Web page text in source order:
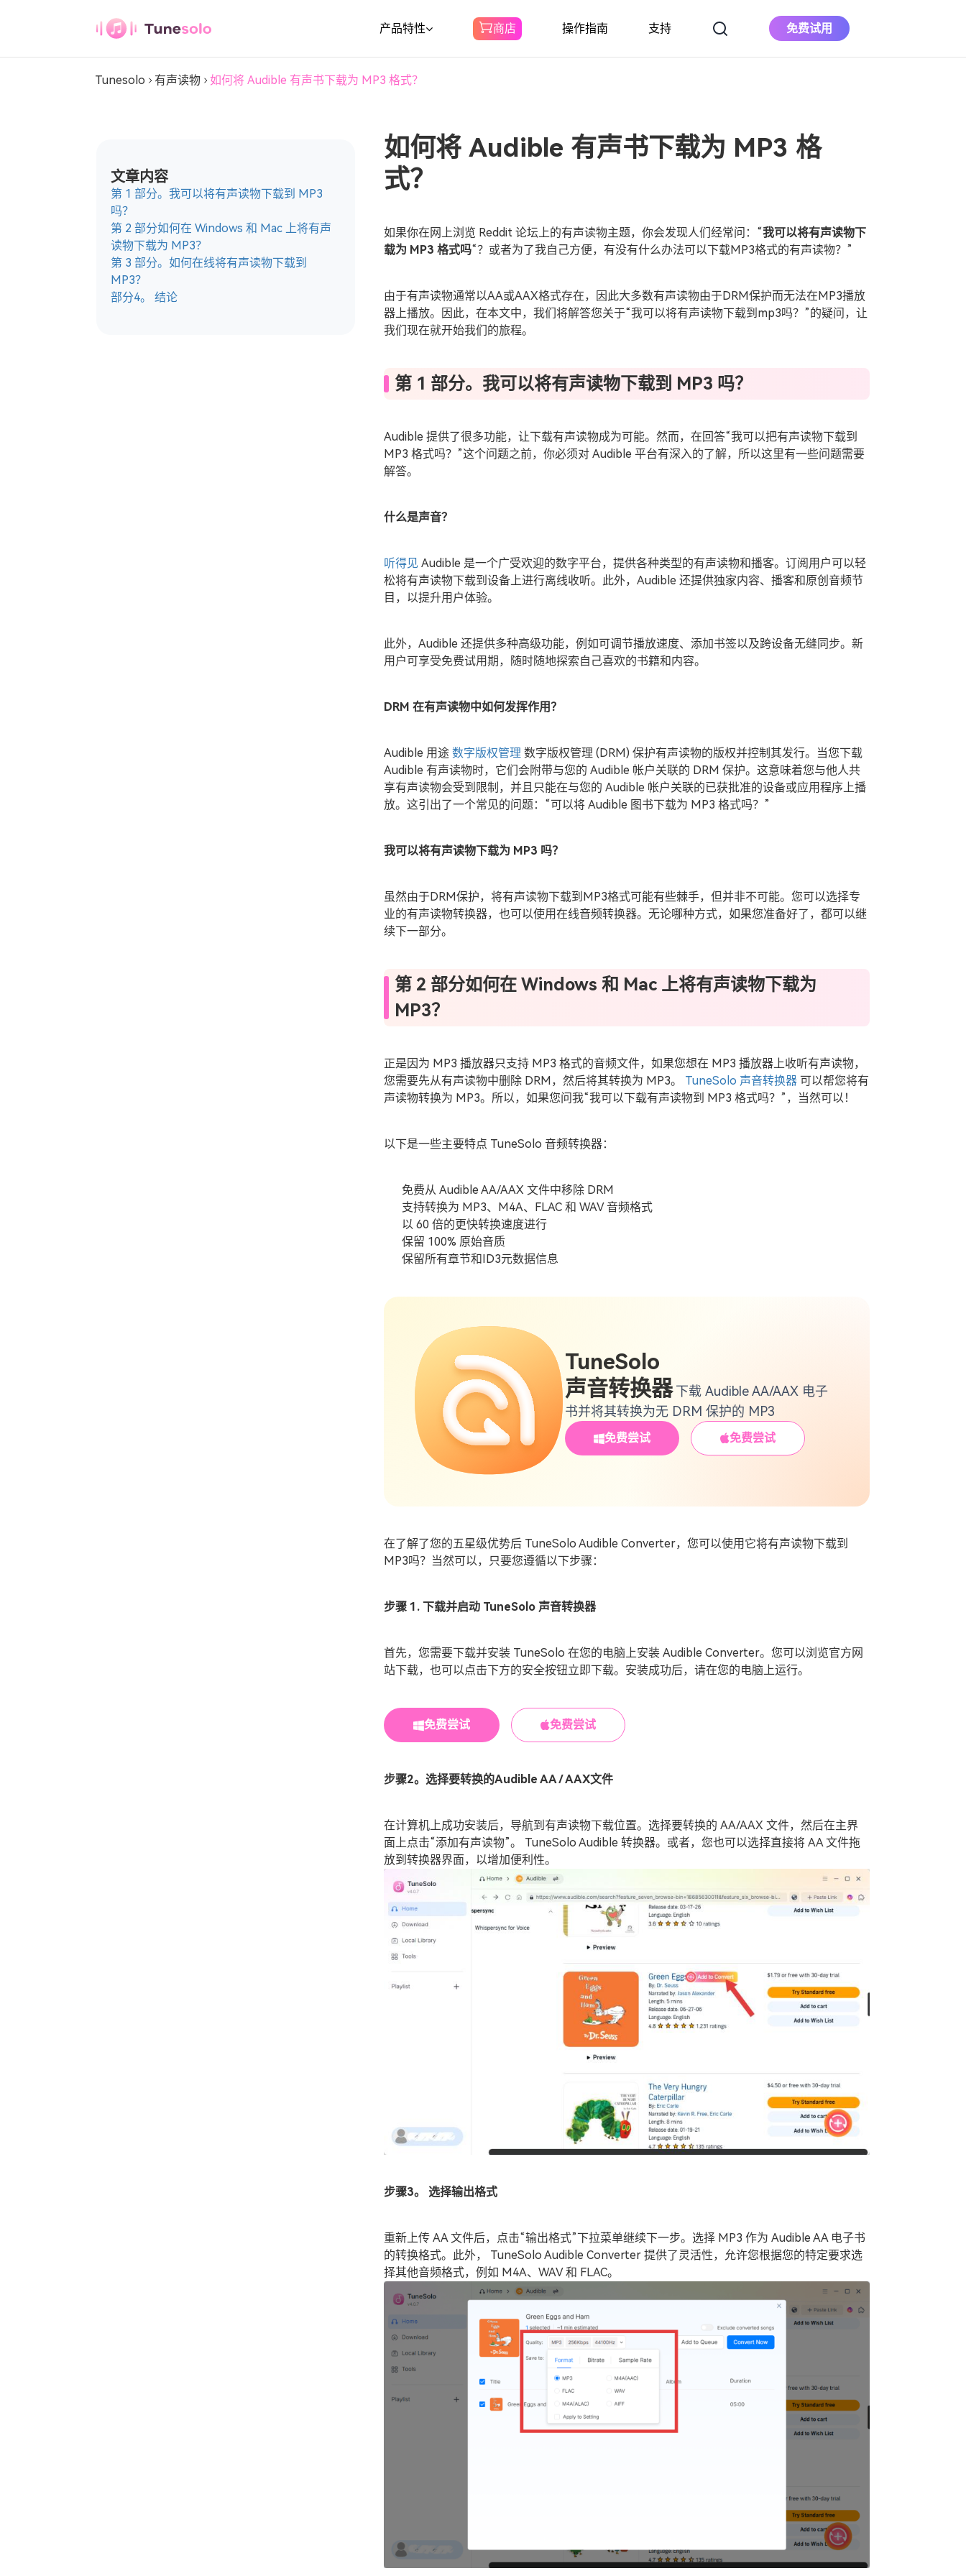
产品特性
器
下载Youtube音乐到MP3
亚马逊音乐转换器
将亚马逊音乐下载到 MP3
Deezer 音乐转换
潘多拉音乐转换器
将Pandora音乐下载到MP3
声音转换器
将Audible下载到MP3
商店 操作指南 支持 免费试用
声音转换器 立即购买
Tunesolo 有声读物 如何将 Audible 有声书下载为 MP3 格式？
如何将 Audible 有声书下载为 MP3 格
式？
如果你在网上浏览 Reddit 论坛上的有声读物主题，你会发现人们经常问：“我可以将有声读物下
载为 MP3 格式吗“？或者为了我自己方便，有没有什么办法可以下载MP3格式的有声读物？”
由于有声读物通常以AA或AAX格式存在，因此大多数有声读物由于DRM保护而无法在MP3播放
器上播放。因此，在本文中，我们将解答您关于“我可以将有声读物下载到mp3吗？”的疑问，让
我们现在就开始我们的旅程。
文章内容
第 1 部分。我可以将有声读物下载到 MP3
吗？
第 2 部分如何在 Windows 和 Mac 上将有声
读物下载为 MP3？
第 3 部分。如何在线将有声读物下载到
MP3？
部分4。 结论
第 1 部分。我可以将有声读物下载到 MP3 吗？
Audible 提供了很多功能，让下载有声读物成为可能。然而，在回答“我可以把有声读物下载到
MP3 格式吗？”这个问题之前，你必须对 Audible 平台有深入的了解，所以这里有一些问题需要
解答。
什么是声音？
听得见 Audible 是一个广受欢迎的数字平台，提供各种类型的有声读物和播客。订阅用户可以轻
松将有声读物下载到设备上进行离线收听。此外，Audible 还提供独家内容、播客和原创音频节
目，以提升用户体验。
此外，Audible 还提供多种高级功能，例如可调节播放速度、添加书签以及跨设备无缝同步。新
用户可享受免费试用期，随时随地探索自己喜欢的书籍和内容。
DRM 在有声读物中如何发挥作用？
Audible 用途数字版权管理 数字版权管理 (DRM) 保护有声读物的版权并控制其发行。当您下载
Audible 有声读物时，它们会附带与您的 Audible 帐户关联的 DRM 保护。这意味着您与他人共
享有声读物会受到限制，并且只能在与您的 Audible 帐户关联的已获批准的设备或应用程序上播
放。这引出了一个常见的问题：“可以将 Audible 图书下载为 MP3 格式吗？”
我可以将有声读物下载为 MP3 吗？
虽然由于DRM保护，将有声读物下载到MP3格式可能有些棘手，但并非不可能。您可以选择专
业的有声读物转换器，也可以使用在线音频转换器。无论哪种方式，如果您准备好了，都可以继
续下一部分。
第 2 部分如何在 Windows 和 Mac 上将有声读物下载为
MP3？
正是因为 MP3 播放器只支持 MP3 格式的音频文件，如果您想在 MP3 播放器上收听有声读物，
您需要先从有声读物中删除 DRM，然后将其转换为 MP3。 TuneSolo 声音转换器 可以帮您将有
声读物转换为 MP3。所以，如果您问我“我可以下载有声读物到 MP3 格式吗？”，当然可以！
以下是一些主要特点 TuneSolo 音频转换器：
免费从 Audible AA/AAX 文件中移除 DRM
支持转换为 MP3、M4A、FLAC 和 WAV 音频格式
以 60 倍的更快转换速度进行
保留 100% 原始音质
保留所有章节和ID3元数据信息
TuneSolo
声音转换器 下载 Audible AA/AAX 电子
书并将其转换为无 DRM 保护的 MP3
免费尝试 免费尝试
在了解了您的五星级优势后 TuneSolo Audible Converter，您可以使用它将有声读物下载到
MP3吗？当然可以，只要您遵循以下步骤：
步骤 1. 下载并启动 TuneSolo 声音转换器
首先，您需要下载并安装 TuneSolo 在您的电脑上安装 Audible Converter。您可以浏览官方网
站下载，也可以点击下方的安全按钮立即下载。安装成功后，请在您的电脑上运行。
免费尝试 免费尝试
步骤2。选择要转换的Audible AA / AAX文件
在计算机上成功安装后，导航到有声读物下载位置。选择要转换的 AA/AAX 文件，然后在主界
面上点击“添加有声读物”。 TuneSolo Audible 转换器。或者，您也可以选择直接将 AA 文件拖
放到转换器界面，以增加便利性。
步骤3。 选择输出格式
重新上传 AA 文件后，点击“输出格式”下拉菜单继续下一步。选择 MP3 作为 Audible AA 电子书
的转换格式。此外， TuneSolo Audible Converter 提供了灵活性，允许您根据您的特定要求选
择其他音频格式，例如 M4A、WAV 和 FLAC。